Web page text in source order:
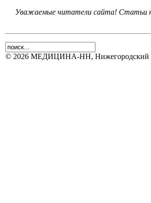
Уважаемые читатели сайта! Статьи
© 2026 МЕДИЦИНА-НН, Нижегородский